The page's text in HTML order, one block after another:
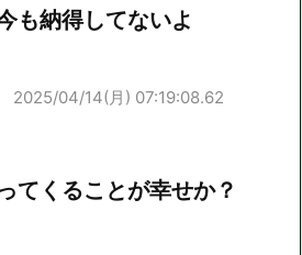
も納得してないよ
2025/04/14(月) 07:19:08.62
てくることが幸せか？